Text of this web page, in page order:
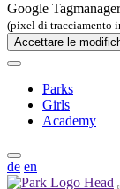
Google Tagmanager
(pixel di tracciamento
Accettare le
Parks
Girls
Academy
de en